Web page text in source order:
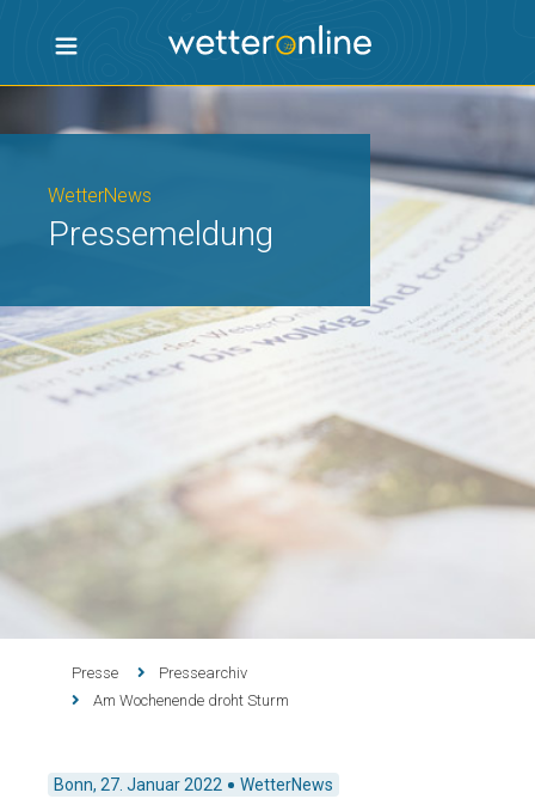
WetterNews
Pressemeldung
Presse
Pressearchiv
Am Wochenende droht Sturm
Bonn, 27. Januar 2022 WetterNews